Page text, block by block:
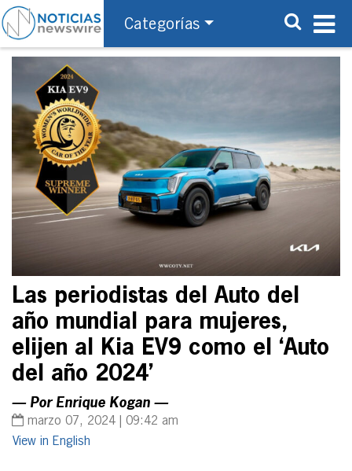
Categorías
Las periodistas del Auto del
año mundial para mujeres,
elijen al Kia EV9 como el ‘Auto
del año 2024’
— Por Enrique Kogan —
marzo 07, 2024 | 09:42 am
English